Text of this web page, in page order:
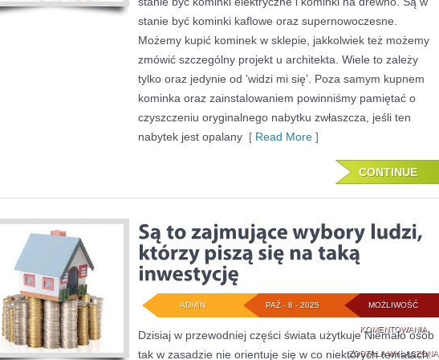
stanie być kominki kaflowe oraz supernowoczesne.
Możemy kupić kominek w sklepie, jakkolwiek też możemy
zmówić szczególny projekt u architekta. Wiele to zależy
tylko oraz jedynie od 'widzi mi się’. Poza samym kupnem
kominka oraz zainstalowaniem powinniśmy pamiętać o
czyszczeniu oryginalnego nabytku zwłaszcza, jeśli ten
nabytek jest opalany [ Read More ]
CONTINUE
MOŻLIWOŚĆ
KOMENTOWANIASĄ
TO
ZOSTAŁA WYŁĄCZONA
PAŹ - 8 - 2025
ADMIN
Dzisiaj w przewodniej części świata użytkuje Niemało osób
tak w zasadzie nie orientuje się w co niektórych tematach.